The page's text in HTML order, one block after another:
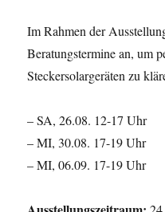
Im Rahmen der
Beratungstermine an, um
Steckersolargeräten zu
– SA, 26.08. 12-17 Uhr
– MI, 30.08. 17-19 Uhr
– MI, 06.09. 17-19 Uhr